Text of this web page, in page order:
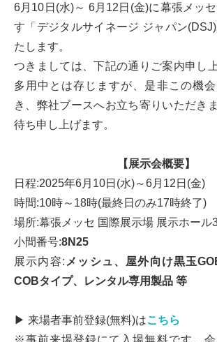
6月10日(水)～ 6月12⽇(金)に幕張メッ
す「デジタルサイネージ ジャパン
たします。
つきましては、下記の通りご案内申し
多⽤中とは存じますが、是⾮この機
き、弊社ブースへお⽴ち寄りいただき
待ち申し上げます。
【展示会概要】
日程:2025年6月10日(水)～6月12日(金)
時間:10時～18時(最終日のみ17時終了)
場所:幕張メッセ 国際展示場 展示ホール
小間番号:8N25
展示内容: メッシュ、屋外向け黒玉
COBタイプ、レンタル専用製品 等
▶ 来場者事前登録(無料)はこちら
※事前来場登録にて入場無料です。